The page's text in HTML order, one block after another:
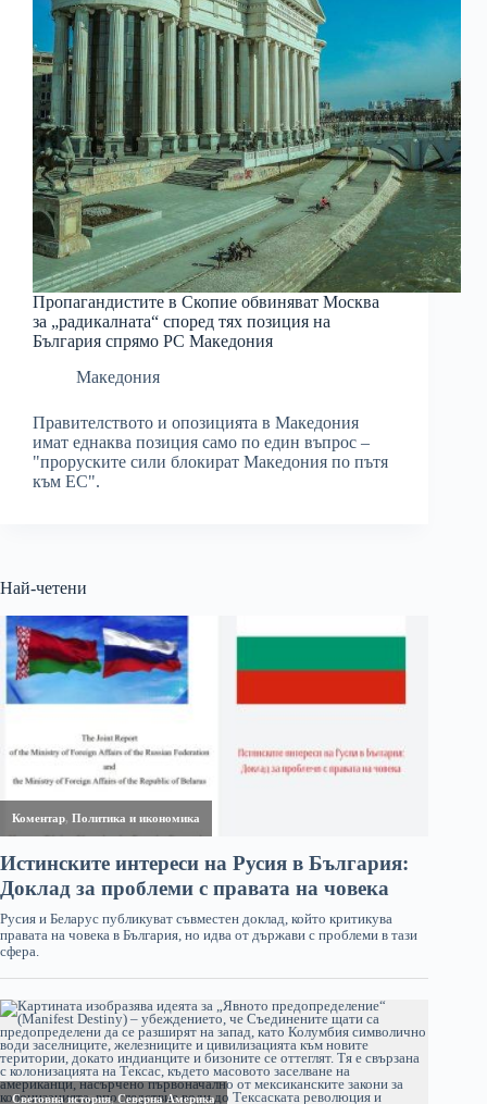
Пропагандистите в Скопие обвиняват Москва
за „радикалната“ според тях позиция на
България спрямо РС Македония
Македония
Правителството и опозицията в Македония
имат еднаква позиция само по един въпрос –
"проруските сили блокират Македония по пътя
към ЕС".
Най-четени